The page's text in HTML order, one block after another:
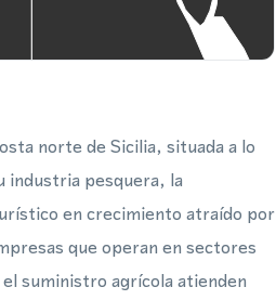
norte de Sicilia, situada a lo
industria pesquera, la
en crecimiento atraído por
que operan en sectores
suministro agrícola atienden